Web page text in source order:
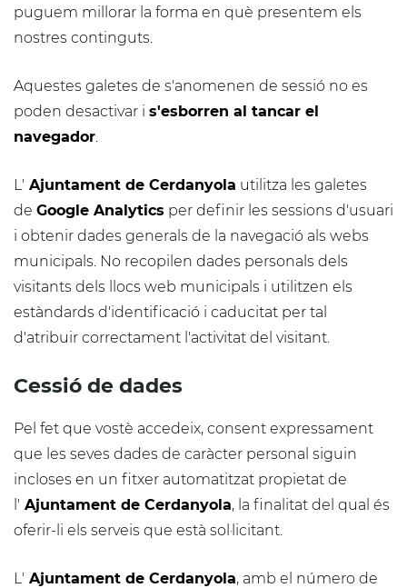
puguem millorar la forma en què presentem els
nostres continguts.
Aquestes galetes de s'anomenen de sessió no es
poden desactivar i s'esborren al tancar el
navegador.
L' Ajuntament de Cerdanyola utilitza les galetes
de Google Analytics per definir les sessions d'usuari
i obtenir dades generals de la navegació als webs
municipals. No recopilen dades personals dels
visitants dels llocs web municipals i utilitzen els
estàndards d'identificació i caducitat per tal
d'atribuir correctament l'activitat del visitant.
Cessió de dades
Pel fet que vostè accedeix, consent expressament
que les seves dades de caràcter personal siguin
incloses en un fitxer automatitzat propietat de
l' Ajuntament de Cerdanyola, la finalitat del qual és
oferir-li els serveis que està sol·licitant.
L' Ajuntament de Cerdanyola, amb el número de